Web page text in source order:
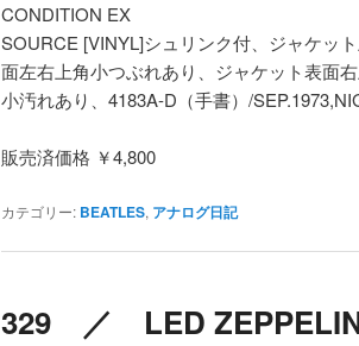
CONDITION EX
SOURCE [VINYL]シュリンク付、ジャケッ
面左右上角小つぶれあり、ジャケット表面
小汚れあり、4183A-D（手書）/
販売済価格 ￥4,800
カテゴリー: BEATLES, アナログ日記
329 ／ LED